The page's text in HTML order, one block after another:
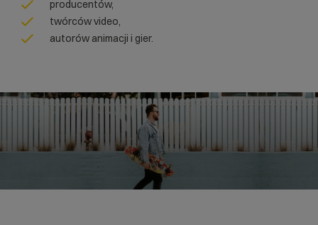
producentów,
twórców video,
autorów animacji i gier.